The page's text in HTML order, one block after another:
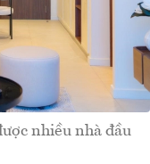
nhiều nhà đầu